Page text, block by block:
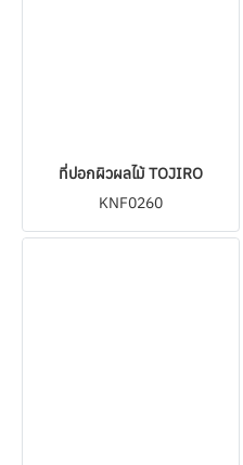
ที่ปอกผิวผลไม้ TOJIRO
KNF0260